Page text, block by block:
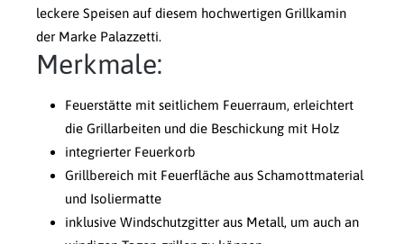
leckere Speisen auf diesem hochwertigen Grillkamin
der Marke Palazzetti.
Merkmale:
Feuerstätte mit seitlichem Feuerraum, erleichtert
die Grillarbeiten und die Beschickung mit Holz
integrierter Feuerkorb
Grillbereich mit Feuerfläche aus Schamottmaterial
und Isoliermatte
inklusive Windschutzgitter aus Metall, um auch an